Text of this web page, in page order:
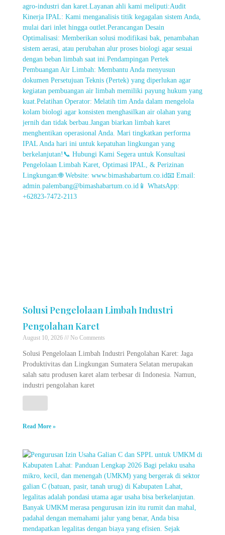
Solusi Pengelolaan Limbah Industri
Pengolahan Karet
August 10, 2026 No Comments
Solusi Pengelolaan Limbah Industri Pengolahan Karet: Jaga
Produktivitas dan Lingkungan Sumatera Selatan merupakan
salah satu produsen karet alam terbesar di Indonesia. Namun,
industri pengolahan karet
Read More »